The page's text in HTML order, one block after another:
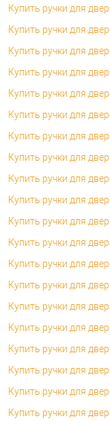
Купить ручки для
Купить ручки для
Купить ручки для
Купить ручки для
Купить ручки для
Купить ручки для
Купить ручки для
Купить ручки для
Купить ручки для
Купить ручки для
Купить ручки для
Купить ручки для
Купить ручки для
Купить ручки для
Купить ручки для
Купить ручки для
Купить ручки для
Купить ручки для
Купить ручки для
Купить ручки для